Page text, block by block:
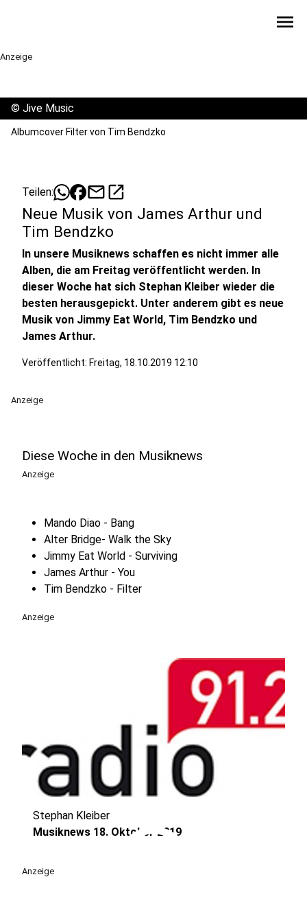
menu
Anzeige
© Jive Music
Albumcover Filter von Tim Bendzko
Teilen: mailopen_in_new
Neue Musik von James Arthur und
Tim Bendzko
In unsere Musiknews schaffen es nicht immer alle
Alben, die am Freitag veröffentlicht werden. In
dieser Woche hat sich Stephan Kleiber wieder die
besten herausgepickt. Unter anderem gibt es neue
Musik von Jimmy Eat World, Tim Bendzko und
James Arthur.
Veröffentlicht: Freitag, 18.10.2019 12:10
Anzeige
Diese Woche in den Musiknews
Anzeige
Mando Diao - Bang
Alter Bridge- Walk the Sky
Jimmy Eat World - Surviving
James Arthur - You
Tim Bendzko - Filter
Anzeige
play_circle
Stephan Kleiber
Musiknews 18. Oktober 2019
Anzeige